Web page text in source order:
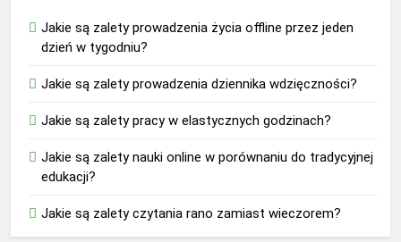
Jakie są zalety prowadzenia życia offline przez jeden
dzień w tygodniu?
Jakie są zalety prowadzenia dziennika wdzięczności?
Jakie są zalety pracy w elastycznych godzinach?
Jakie są zalety nauki online w porównaniu do tradycyjnej
edukacji?
Jakie są zalety czytania rano zamiast wieczorem?